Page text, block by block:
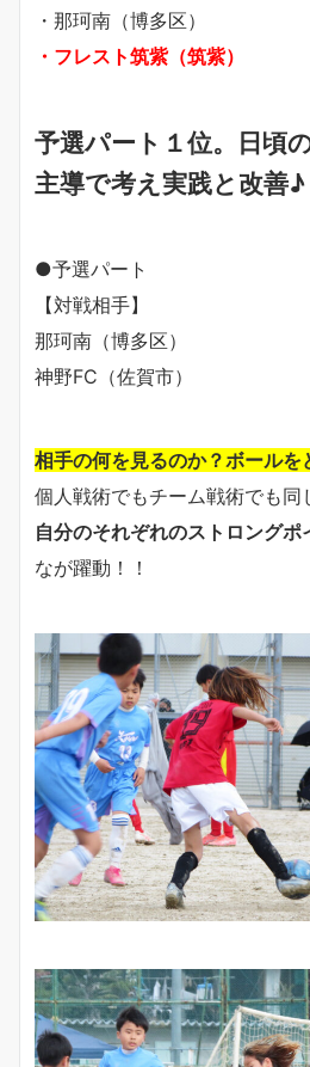
・那珂南（博多区）
・フレスト筑紫（筑紫）
予選パート１位。日頃
主導で考え実践と改善♪
●予選パート
【対戦相手】
那珂南（博多区）
神野FC （佐賀市）
相手の何を見るのか？ボールを
個人戦術でもチーム戦術でも同
自分のそれぞれのストロングポ
なが躍動！！